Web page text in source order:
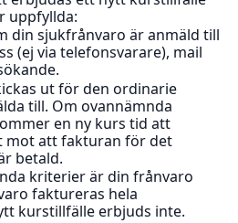
uppfyllda:
din sjukfrånvaro är anmäld till
(ej via telefonsvarare), mail
ut för den ordinarie
till. Om ovannämnda
en ny kurs tid att
mot att fakturan för det
betald.
kriterier är din frånvaro
faktureras hela
kurstillfälle erbjuds inte.